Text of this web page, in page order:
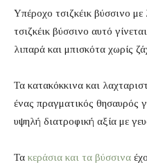
Υπέροχο τσιζκέικ βύσσινο
τσιζκέικ βύσσινο αυτό
λιπαρά και μπισκότα χωρίς
Τα κατακόκκινα και
ένας πραγματικός θησαυρός
υψηλή διατροφική αξία με
Τα κεράσια και τα βύσσινα